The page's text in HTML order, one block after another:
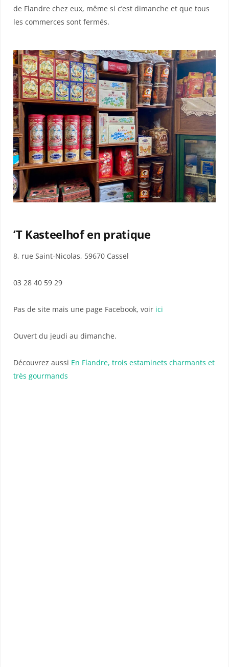
de Flandre chez eux, même si c’est dimanche et que tous
les commerces sont fermés.
’T Kasteelhof en pratique
8, rue Saint-Nicolas, 59670 Cassel
03 28 40 59 29
Pas de site mais une page Facebook, voir ici
Ouvert du jeudi au dimanche.
Découvrez aussi En Flandre, trois estaminets charmants et
très gourmands